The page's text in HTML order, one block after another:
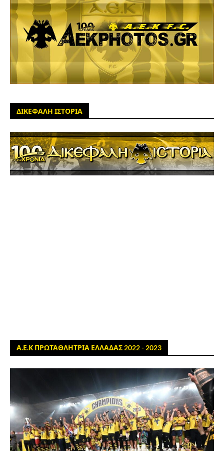
ΔΙΚΕΦΑΛΗ ΙΣΤΟΡΙΑ
Α.Ε.Κ ΠΡΩΤΑΘΛΗΤΡΙΑ ΕΛΛΑΔΑΣ 2022 - 2023